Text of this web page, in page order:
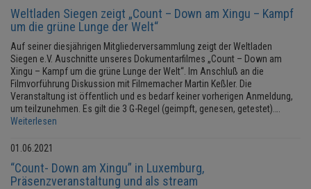
Weltladen Siegen zeigt „Count – Down am Xingu – Kampf
um die grüne Lunge der Welt“
Auf seiner diesjährigen Mitgliederversammlung zeigt der Weltladen
Siegen e.V. Auschnitte unseres Dokumentarfilmes „Count – Down am
Xingu – Kampf um die grüne Lunge der Welt“. Im Anschluß an die
Filmvorführung Diskussion mit Filmemacher Martin Keßler. Die
Veranstaltung ist öffentlich und es bedarf keiner vorherigen Anmeldung,
um teilzunehmen. Es gilt die 3 G-Regel (geimpft, genesen, getestet)….
Weiterlesen
01.06.2021
“Count- Down am Xingu” in Luxemburg,
Präsenzveranstaltung und als stream